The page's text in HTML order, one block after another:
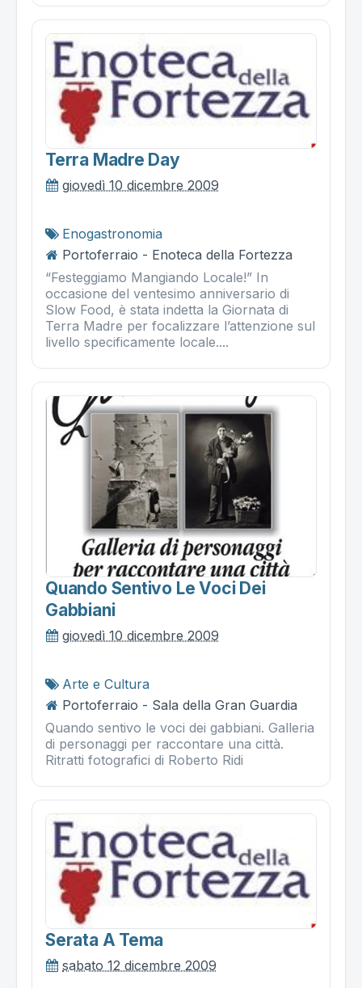
Terra Madre Day
giovedì 10 dicembre 2009
Enogastronomia
Portoferraio - Enoteca della Fortezza
“Festeggiamo Mangiando Locale!” In
occasione del ventesimo anniversario di
Slow Food, è stata indetta la Giornata di
Terra Madre per focalizzare l’attenzione sul
livello specificamente locale....
Quando Sentivo Le Voci Dei
Gabbiani
giovedì 10 dicembre 2009
Arte e Cultura
Portoferraio - Sala della Gran Guardia
Quando sentivo le voci dei gabbiani. Galleria
di personaggi per raccontare una città.
Ritratti fotografici di Roberto Ridi
Serata A Tema
sabato 12 dicembre 2009